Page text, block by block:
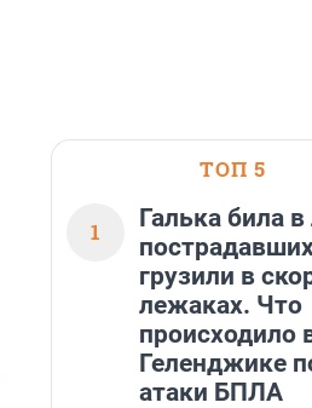
ТОП 5
1
Галька била
грузили в
лежаках. Что
происходило
Геленджике
атаки БПЛА